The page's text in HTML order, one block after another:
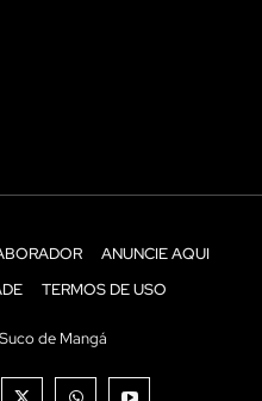
ANUNCIE AQUI
TERMOS DE USO
de Mangá